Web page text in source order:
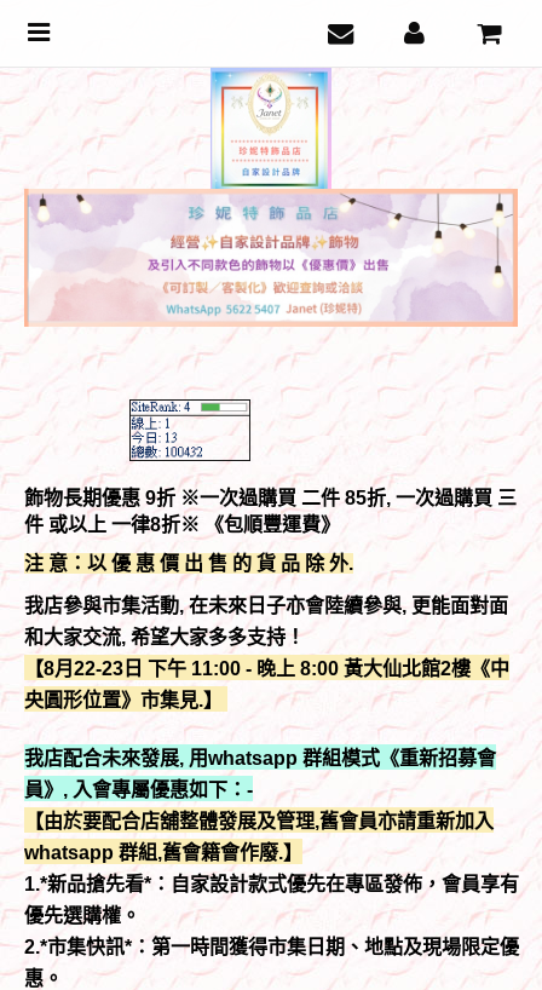
飾物長期優惠 9折 ※一次過購買 二件 85折, 一次過購買 三
件 或以上 一律8折※ 《包順豐運費》
注 意：以 優 惠 價 出 售 的 貨 品 除 外.
我店參與市集活動, 在未來日子亦會陸續參與, 更能面對面
和大家交流, 希望大家多多支持！
【8月22-23日 下午 11:00 - 晚上 8:00 黃大仙北館2樓《中
央圓形位置》市集見.】
我店配合未來發展, 用whatsapp 群組模式《重新招募會
員》, 入會專屬優惠如下：-
【由於要配合店舖整體發展及管理,舊會員亦請重新加入
whatsapp 群組,舊會籍會作廢.】
1.*新品搶先看*：自家設計款式優先在專區發佈，會員享有
優先選購權。
2.*市集快訊*：第一時間獲得市集日期、地點及現場限定優
惠。
Toggle